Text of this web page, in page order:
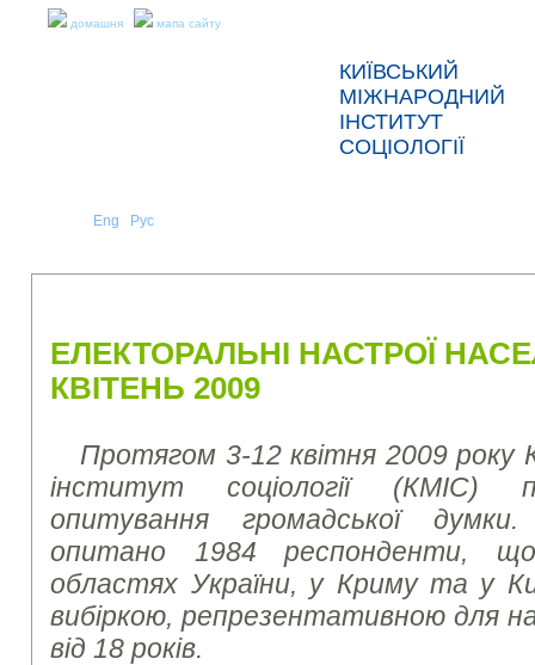
домашня мапа сайту
КИЇВСЬКИЙ
МІЖНАРОДНИЙ
ІНСТИТУТ
СОЦІОЛОГІЇ
Eng Рус
ЕЛЕКТОРАЛЬНІ НАСТРОЇ
КВІТЕНЬ 2009
Протягом 3-12 квітня 2009 року
інститут соціології (КМІС)
опитування громадської
опитано 1984 респонденти,
областях України, у Криму та у
вибіркою, репрезентативною для
від 18 років.